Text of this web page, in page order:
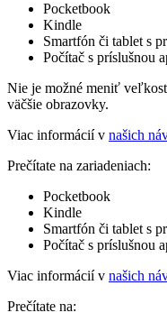
Pocketbook
Kindle
Smartfón či tablet s
Počítač s príslušnou
Nie je možné meniť
väčšie obrazovky.
Viac informácií v našich
Prečítate na zariadeniach:
Pocketbook
Kindle
Smartfón či tablet s
Počítač s príslušnou
Viac informácií v našich
Prečítate na: